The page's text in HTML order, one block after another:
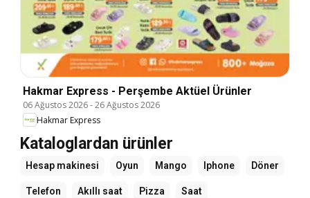
Hakmar Express - Perşembe Aktüel Ürünler
06 Ağustos 2026-26 Ağustos 2026
Hakmar Express
Kataloglardan ürünler
Hesap makinesi Oyun Mango Iphone Döner
Telefon Akıllı saat Pizza Saat